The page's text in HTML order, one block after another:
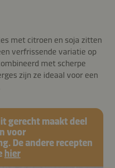
met citroen en soja zitten
verfrissende variatie op
met scherpe
zijn ze ideaal voor een
gerecht maakt deel
voor
De andere recepten
hier